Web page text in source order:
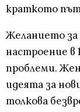
краткото
Желанието за
настроение в
проблеми.
идеята за
толкова